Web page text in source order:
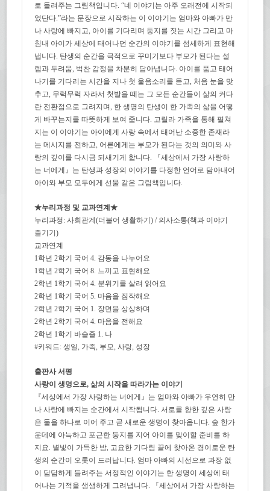
로 들려주는 그림책입니다. “네 이야기는 아주 오래전에 시작되
었단다.”라는 문장으로 시작하는 이 이야기는 엄마와 아빠가 만
나 사랑에 빠지고, 아이를 기다리며 둥지를 짓는 시간 그리고 마
침내 아이가 세상에 태어나던 순간의 이야기를 섬세하게 표현해
냅니다. 탄생의 순간을 극적으로 꾸미기보다 부모가 된다는 설
렘과 두려움, 벅찬 감정을 차분히 담아냅니다. 아이를 품고 태어
나기를 기다리는 시간을 지나 첫 울음소리를 듣고, 처음 눈을 맞
추고, 무럭무럭 자라서 첫발을 떼는 그 모든 순간들이 삶의 커다
란 전환점으로 그려지며, 한 생명의 탄생이 한 가족의 삶을 어떻
게 바꾸는지를 따뜻하게 보여 줍니다. 고릴라 가족을 통해 펼쳐
지는 이 이야기는 아이에게 사랑 속에서 태어난 소중한 존재라
는 메시지를 전하고, 어른에게는 부모가 된다는 것의 의미와 사
랑의 깊이를 다시금 되새기게 합니다. 『세상에서 가장 사랑하
는 너에게』는 탄생과 성장의 이야기를 다정한 언어로 담아내어
아이와 부모 모두에게 선물 같은 그림책입니다.
★누리과정 및 교과연계★
누리과정: 사회관계(더불어 생활하기) / 의사소통(책과 이야기
즐기기)
교과연계
1학년 2학기 국어 4. 감동을 나누어요
1학년 2학기 국어 8. 느끼고 표현해요
2학년 1학기 국어 4. 분위기를 살려 읽어요
2학년 1학기 국어 5. 마음을 짐작해요
2학년 2학기 국어 1. 장면을 상상하며
2학년 2학기 국어 4. 마음을 전해요
2학년 1학기 바슬즐 1. 나
#키워드: 생일, 가족, 부모, 사랑, 성장
출판사 서평
사랑이 생명으로, 삶의 시작을 따라가는 이야기
『세상에서 가장 사랑하는 너에게』는 엄마와 아빠가 우연히 만
나 사랑에 빠지는 순간에서 시작됩니다. 서로를 향한 깊은 사랑
은 둘을 하나로 이어 주고 곧 새로운 생명이 찾아옵니다. 숲 한가
운데에 아늑하고 포근한 둥지를 지어 아이를 맞이할 준비를 하
지요. 별빛이 가득한 밤, 고요한 기다림 끝에 찾아온 경이로운 탄
생의 순간이 오롯이 드러납니다. 엄마 아빠의 시선으로 과장 없
이 담담하게 들려주는 서정적인 이야기는 한 생명이 세상에 태
어나는 기적을 생생하게 그려냅니다. 『세상에서 가장 사랑하는